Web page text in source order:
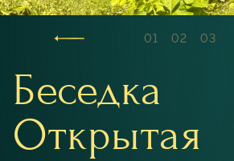
01 02 03
Беседка
Открытая